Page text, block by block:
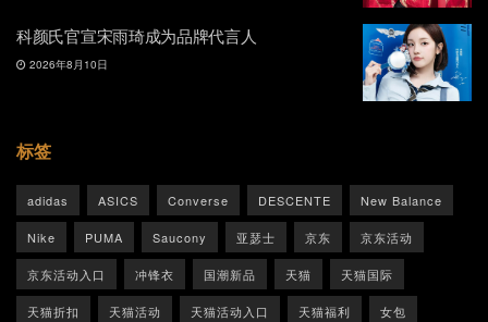
科颜氏官宣宋雨琦成为品牌代言人
2026年8月10日
标签
adidas ASICS Converse DESCENTE New Balance
Nike PUMA Saucony 亚瑟士 京东 京东活动
京东活动入口 冲锋衣 国潮新品 天猫 天猫国际
天猫折扣 天猫活动 天猫活动入口 天猫福利 女包